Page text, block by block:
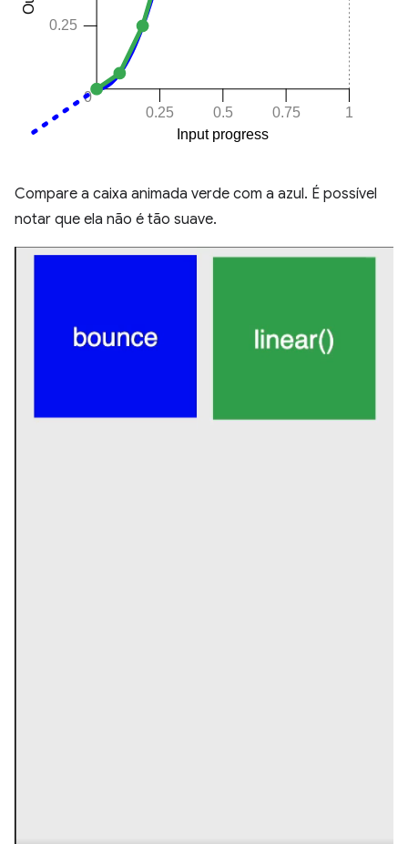
Compare a caixa animada verde com a azul. É possível
notar que ela não é tão suave.